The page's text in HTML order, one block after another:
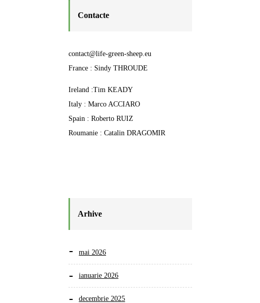
Contacte
contact@life-green-sheep.eu
France : Sindy THROUDE
Ireland :Tim KEADY
Italy : Marco ACCIARO
Spain : Roberto RUIZ
Roumanie : Catalin DRAGOMIR
Arhive
mai 2026
ianuarie 2026
decembrie 2025